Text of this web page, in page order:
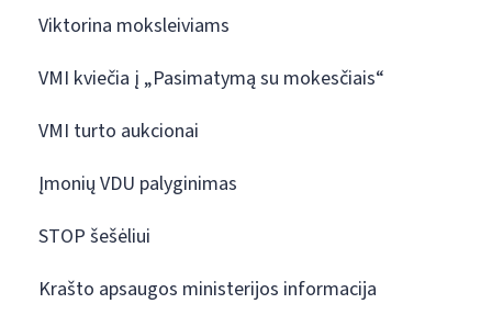
Viktorina moksleiviams
VMI kviečia į „Pasimatymą su mokesčiais“
VMI turto aukcionai
Įmonių VDU palyginimas
STOP šešėliui
Krašto apsaugos ministerijos informacija